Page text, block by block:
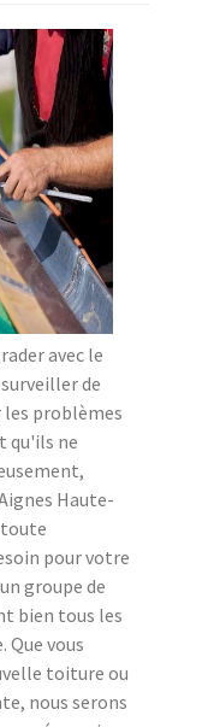
avec le
de
problèmes
qu'ils ne
Haute-
pour votre
groupe de
bien tous les
Que vous
toiture ou
nous serons